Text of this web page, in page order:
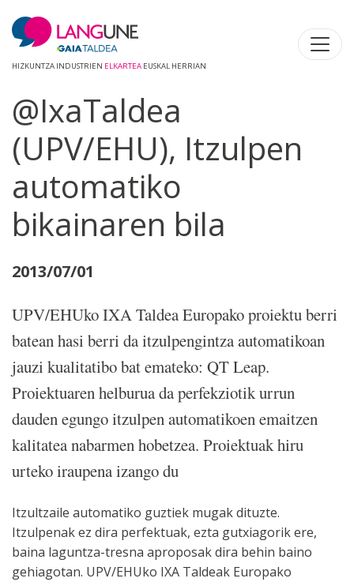
HIZKUNTZA INDUSTRIEN ELKARTEA EUSKAL HERRIAN
@IxaTaldea
(UPV/EHU), Itzulpen
automatiko
bikainaren bila
2013/07/01
UPV/EHUko IXA Taldea Europako proiektu berri
batean hasi berri da itzulpengintza automatikoan
jauzi kualitatibo bat emateko: QT Leap.
Proiektuaren helburua da perfekziotik urrun
dauden egungo itzulpen automatikoen emaitzen
kalitatea nabarmen hobetzea. Proiektuak hiru
urteko iraupena izango du
Itzultzaile automatiko guztiek mugak dituzte.
Itzulpenak ez dira perfektuak, ezta gutxiagorik ere,
baina laguntza-tresna aproposak dira behin baino
gehiagotan. UPV/EHUko IXA Taldeak Europako